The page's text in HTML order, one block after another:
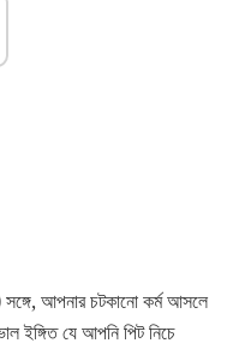
আপনার চটকানো কর্ম আসলে
ইঙ্গিত যে আপনি পিট নিচে